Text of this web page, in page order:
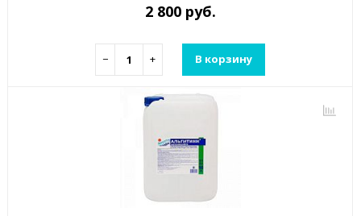
2 800 руб.
− + В корзину